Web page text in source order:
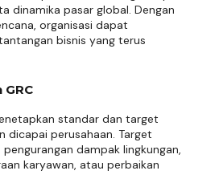
dinamika pasar global. Dengan
organisasi dapat
bisnis yang terus
GRC
standar dan target
dicapai perusahaan. Target
dampak lingkungan,
karyawan, atau perbaikan